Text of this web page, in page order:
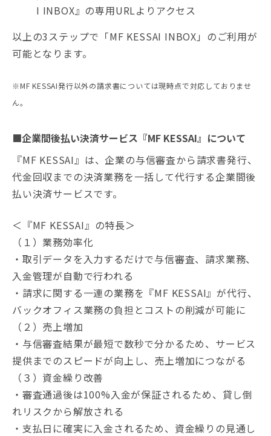
I INBOX』の専用URLよりアクセス
以上の3ステップで「MF KESSAI INBOX」のご利用が
可能となります。
※MF KESSAI発行以外の請求書については現時点で対応しておりませ
ん。
■企業間後払い決済サービス『MF KESSAI』について
『MF KESSAI』は、企業の与信審査から請求書発行、
代金回収までの決済業務を一括して代行する企業間後
払い決済サービスです。
＜『MF KESSAI』の特長＞
（１）業務効率化
・取引データを入力するだけで与信審査、請求業務、
入金管理が自動で行われる
・請求に関する一連の業務を『MF KESSAI』が代行、
バックオフィス業務の負担とコストの削減が可能に
（２）売上増加
・与信審査結果が最短で数秒で分かるため、サービス
提供までのスピードが向上し、売上増加につながる
（３）資金繰り改善
・審査通過後は100%入金が保証されるため、貸し倒
れリスクから解放される
・支払日に確実に入金されるため、資金繰りの見通し